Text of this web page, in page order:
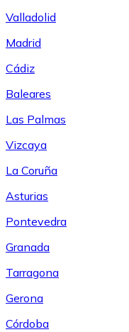
Valladolid
Madrid
Cádiz
Baleares
Las Palmas
Vizcaya
La Coruña
Asturias
Pontevedra
Granada
Tarragona
Gerona
Córdoba